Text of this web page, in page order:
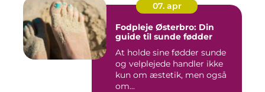
07. apr
Fodpleje Østerbro: Din
guide til sunde fødder
At holde sine fødder sunde
og velplejede handler ikke
kun om æstetik, men også
om...